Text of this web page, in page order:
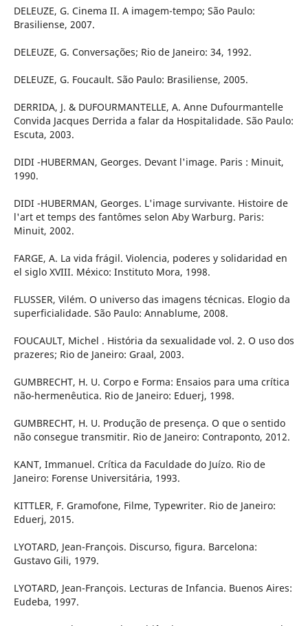
DELEUZE, G. Cinema II. A imagem-tempo; São Paulo:
Brasiliense, 2007.
DELEUZE, G. Conversações; Rio de Janeiro: 34, 1992.
DELEUZE, G. Foucault. São Paulo: Brasiliense, 2005.
DERRIDA, J. & DUFOURMANTELLE, A. Anne Dufourmantelle
Convida Jacques Derrida a falar da Hospitalidade. São Paulo:
Escuta, 2003.
DIDI -HUBERMAN, Georges. Devant l'image. Paris : Minuit,
1990.
DIDI -HUBERMAN, Georges. L'image survivante. Histoire de
l'art et temps des fantômes selon Aby Warburg. Paris:
Minuit, 2002.
FARGE, A. La vida frágil. Violencia, poderes y solidaridad en
el siglo XVIII. México: Instituto Mora, 1998.
FLUSSER, Vilém. O universo das imagens técnicas. Elogio da
superficialidade. São Paulo: Annablume, 2008.
FOUCAULT, Michel . História da sexualidade vol. 2. O uso dos
prazeres; Rio de Janeiro: Graal, 2003.
GUMBRECHT, H. U. Corpo e Forma: Ensaios para uma crítica
não-hermenêutica. Rio de Janeiro: Eduerj, 1998.
GUMBRECHT, H. U. Produção de presença. O que o sentido
não consegue transmitir. Rio de Janeiro: Contraponto, 2012.
KANT, Immanuel. Crítica da Faculdade do Juízo. Rio de
Janeiro: Forense Universitária, 1993.
KITTLER, F. Gramofone, Filme, Typewriter. Rio de Janeiro:
Eduerj, 2015.
LYOTARD, Jean-François. Discurso, figura. Barcelona:
Gustavo Gili, 1979.
LYOTARD, Jean-François. Lecturas de Infancia. Buenos Aires:
Eudeba, 1997.